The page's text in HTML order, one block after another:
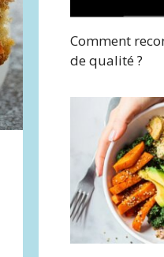
Comment
de qualité ?